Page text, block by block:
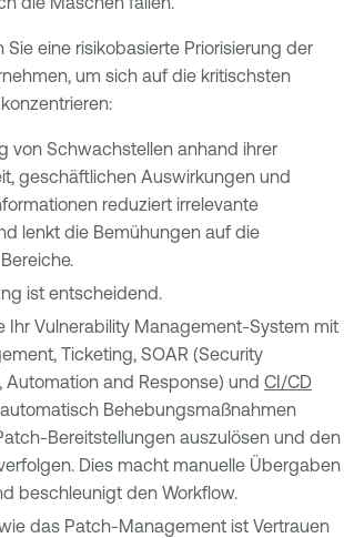
Sie eine risikobasierte Priorisierung der
um sich auf die kritischsten
von Schwachstellen anhand ihrer
geschäftlichen Auswirkungen und
reduziert irrelevante
lenkt die Bemühungen auf die
ist entscheidend.
Ihr Vulnerability Management-System mit
Ticketing, SOAR (Security
Automation and Response) und CI/CD
Behebungsmaßnahmen
Bereitstellungen auszulösen und den
Dies macht manuelle Übergaben
beschleunigt den Workflow.
das Patch-Management ist Vertrauen